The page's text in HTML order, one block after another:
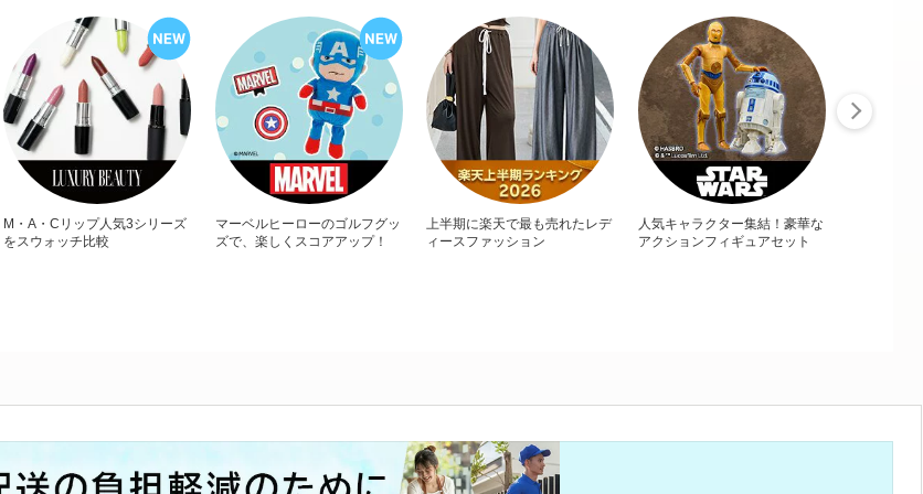
M・A・Cリップ人気3シリーズ
をスウォッチ比較
マーベルヒーローのゴルフグッ
ズで、楽しくスコアアップ！
上半期に楽天で最も売れたレデ
ィースファッション
人気キャラクター集結！豪華な
アクションフィギュアセット